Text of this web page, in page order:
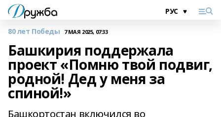
80 лет Победы 7 МАЯ 2025, 07:33
Башкирия поддержала
проект «Помню твой подвиг,
родной! Дед у меня за
спиной!»
Башкортостан включился во